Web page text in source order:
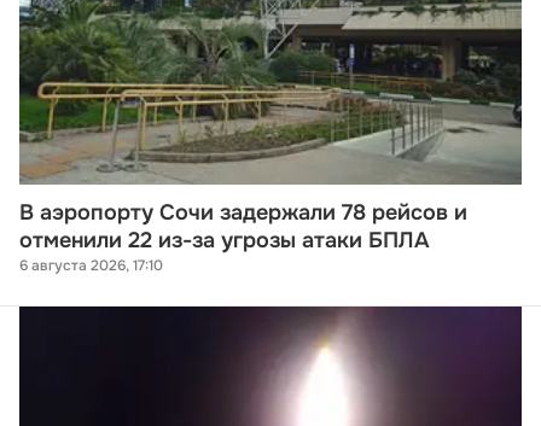
В аэропорту Сочи задержали 78 рейсов и
отменили 22 из-за угрозы атаки БПЛА
6 августа 2026, 17:10